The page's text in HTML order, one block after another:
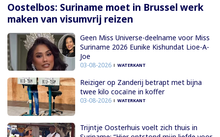
Oostelbos: Suriname moet in Brussel werk
maken van visumvrij reizen
Geen Miss Universe-deelname voor Miss
Suriname 2026 Eunike Kishundat Lioe-A-
Joe
03-08-2026 WATERKANT
Reiziger op Zanderij betrapt met bijna
twee kilo cocaïne in koffer
03-08-2026 WATERKANT
Trijntje Oosterhuis voelt zich thuis in